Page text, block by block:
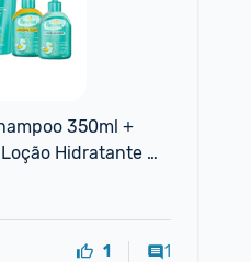
350ml +
Hidratante
200ml
1 1